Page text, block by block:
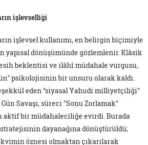
işlevselliği
işlevsel kullanımı, en belirgin biçimiyle
dönüşümünde gözlemlenir. Klâsik
beklentisi ve ilâhî müdahale vurgusu,
psikolojisinin bir unsuru olarak kaldı.
eden "siyasal Yahudi milliyetçiliği"
Savaşı, süreci "Sonu Zorlamak"
aktif bir müdahaleciliğe evirdi. Burada
dayanağına dönüştürüldü;
öznesi olmaktan çıkarılarak